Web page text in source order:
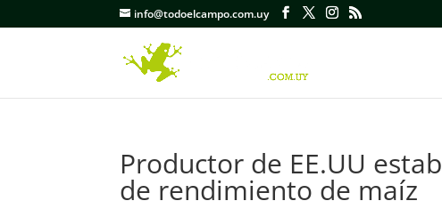
info@todoelcampo.com.uy
Productor de EE.UU
de rendimiento de maíz